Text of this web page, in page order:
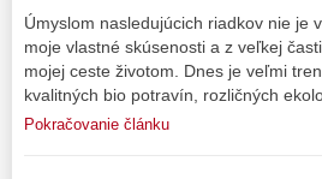
Úmyslom nasledujúcich riadkov nie je
moje vlastné skúsenosti a z veľkej
mojej ceste životom. Dnes je veľmi
kvalitných bio potravín, rozličných
Pokračovanie článku